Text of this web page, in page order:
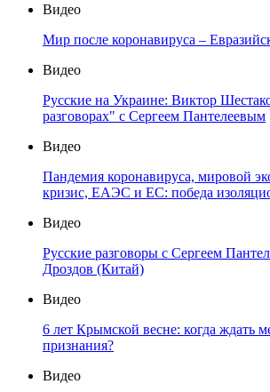
Видео
Мир после коронавируса –
Видео
Русские на Украине: Виктор
разговорах" с Сергеем Пантелеевым
Видео
Пандемия коронавируса, мировой
кризис, ЕАЭС и ЕС: победа
Видео
Русские разговоры с Сергеем
Дроздов (Китай)
Видео
6 лет Крымской весне: когда ждать
признания?
Видео